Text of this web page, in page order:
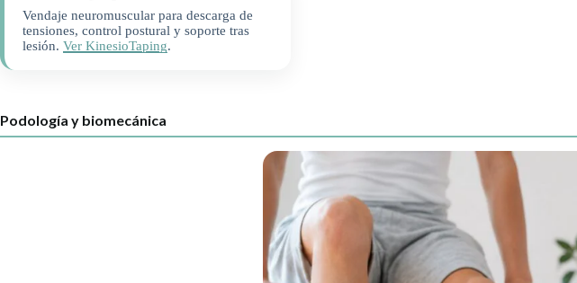
Vendaje neuromuscular para descarga de
tensiones, control postural y soporte tras
lesión. Ver KinesioTaping.
Podología y biomecánica